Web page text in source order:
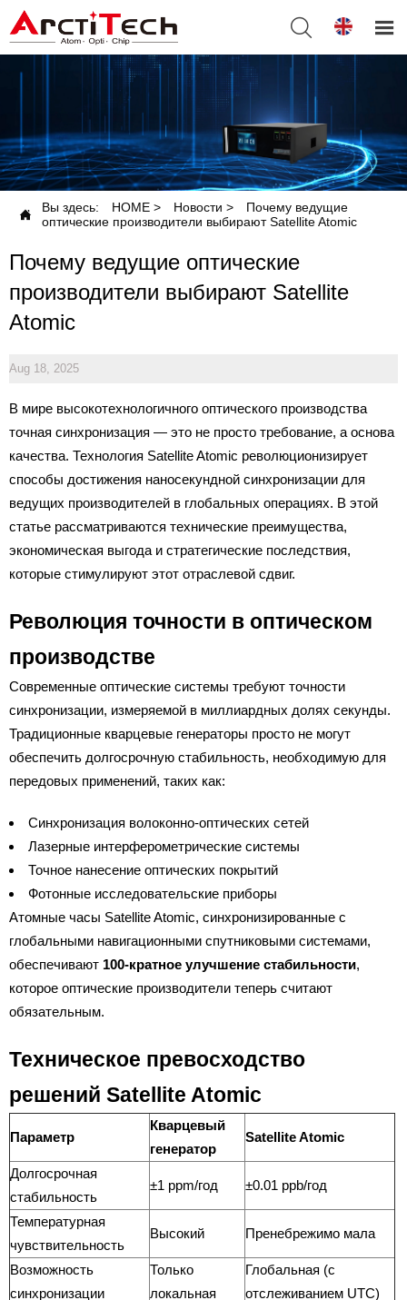
 
 Вы здесь: HOME > Новости >
Почему ведущие
оптические производители выбирают Satellite Atomic
Почему ведущие оптические
производители выбирают Satellite
Atomic
Aug 18, 2025
В мире высокотехнологичного оптического производства
точная синхронизация — это не просто требование, а основа
качества. Технология Satellite Atomic революционизирует
способы достижения наносекундной синхронизации для
ведущих производителей в глобальных операциях. В этой
статье рассматриваются технические преимущества,
экономическая выгода и стратегические последствия,
которые стимулируют этот отраслевой сдвиг.
Революция точности в оптическом
производстве
Современные оптические системы требуют точности
синхронизации, измеряемой в миллиардных долях секунды.
Традиционные кварцевые генераторы просто не могут
обеспечить долгосрочную стабильность, необходимую для
передовых применений, таких как:
Синхронизация волоконно-оптических сетей
Лазерные интерферометрические системы
Точное нанесение оптических покрытий
Фотонные исследовательские приборы
Атомные часы Satellite Atomic, синхронизированные с
глобальными навигационными спутниковыми системами,
обеспечивают 100-кратное улучшение стабильности,
которое оптические производители теперь считают
обязательным.
Техническое превосходство
решений Satellite Atomic
Параметр
Кварцевый
генератор
Satellite Atomic
Долгосрочная
стабильность
±1 ppm/год ±0.01 ppb/год
Температурная
чувствительность
Высокий Пренебрежимо мала
Возможность
синхронизации
Только
локальная
Глобальная (с
отслеживанием UTC)